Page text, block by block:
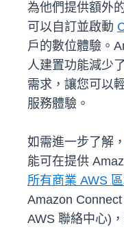
為他們提供額外
可以自訂並啟動
戶的數位體驗。
人建置功能減少
需求，讓您可以
服務體驗。
如需進一步了解，
能可在提供
所有商業 AWS
Amazon
AWS 聯絡中心)